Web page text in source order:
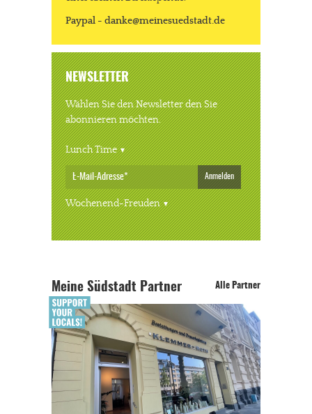
Paypal - danke@meinesuedstadt.de
NEWSLETTER
Wählen Sie den Newsletter den Sie
abonnieren möchten.
Lunch Time
Anmelden
Wochenend-Freuden
Meine Südstadt Partner Alle Partner